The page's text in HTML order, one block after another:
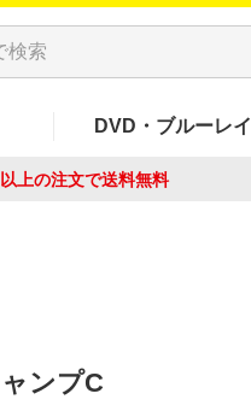
DVD・ブルーレイ
上の注文で送料無料
ンプC